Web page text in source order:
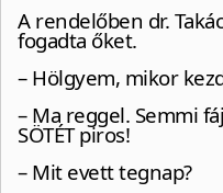
A rendelőben dr.
fogadta őket.
– Hölgyem, mikor
– Ma reggel. Semmi
SÖTÉT piros!
– Mit evett tegnap?